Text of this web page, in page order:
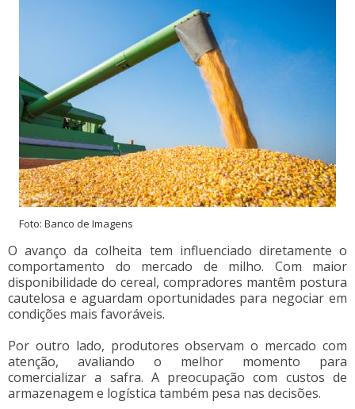
Foto: Banco de Imagens
O avanço da colheita tem influenciado diretamente o
comportamento do mercado de milho. Com maior
disponibilidade do cereal, compradores mantêm postura
cautelosa e aguardam oportunidades para negociar em
condições mais favoráveis.
Por outro lado, produtores observam o mercado com
atenção, avaliando o melhor momento para
comercializar a safra. A preocupação com custos de
armazenagem e logística também pesa nas decisões.